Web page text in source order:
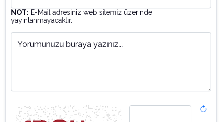
NOT: E-Mail adresiniz web sitemiz üzerinde
yayınlanmayacaktır.
Yorumunuzu buraya yazınız...